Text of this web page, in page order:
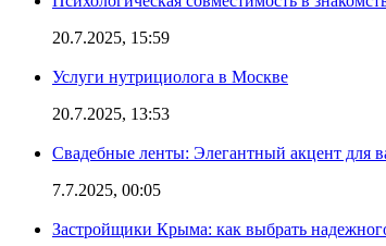
20.7.2025, 15:59
Услуги нутрициолога в Москве
20.7.2025, 13:53
Свадебные ленты: Элегантный акцент для
7.7.2025, 00:05
Застройщики Крыма: как выбрать